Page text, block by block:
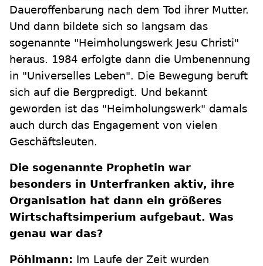
Daueroffenbarung nach dem Tod ihrer Mutter.
Und dann bildete sich so langsam das
sogenannte "Heimholungswerk Jesu Christi"
heraus. 1984 erfolgte dann die Umbenennung
in "Universelles Leben". Die Bewegung beruft
sich auf die Bergpredigt. Und bekannt
geworden ist das "Heimholungswerk" damals
auch durch das Engagement von vielen
Geschäftsleuten.
Die sogenannte Prophetin war
besonders in Unterfranken aktiv, ihre
Organisation hat dann ein größeres
Wirtschaftsimperium aufgebaut. Was
genau war das?
Pöhlmann: Im Laufe der Zeit wurden